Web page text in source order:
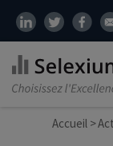
Accueil